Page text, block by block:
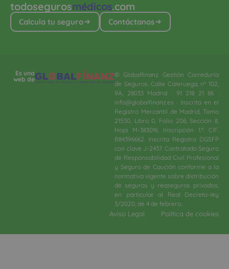
todosegurosmédicos.com
Calcula tu seguro Contáctanos
Es una
web de
© Globalfinanz Gestión Correduría
de Seguros. Calle Caleruega, nº 102,
9A, 28033 Madrid · 91 218 21 86 ·
info@globalfinanz.es · Inscrita en el
Registro Mercantil de Madrid, Tomo
21530, Libro 0, Folio 206, Sección 8,
Hoja M-383016. Inscripción 1.ª. CIF.
B84396662. Inscrita Registro DGSFP
con clave J-2437. Contratado Seguro
de Responsabilidad Civil Profesional
y Seguro de Caución conforme a la
normativa vigente sobre distribución
de seguros y reaseguros privados,
en particular al Real Decreto-ley
3/2020, de 4 de febrero.​
Aviso Legal Política de cookies